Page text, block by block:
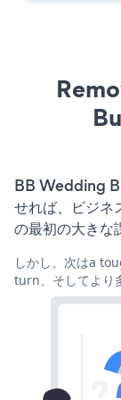
BB Wedding
せれば、ビジネ
の最初の大きな
しかし、次はa
turn、そしてより